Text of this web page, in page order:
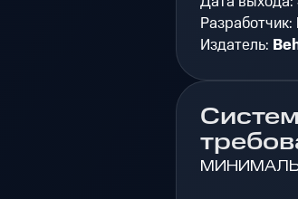
Разработчик:
Издатель: